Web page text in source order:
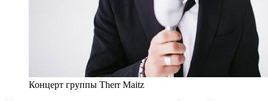
Концерт группы Therr Maitz